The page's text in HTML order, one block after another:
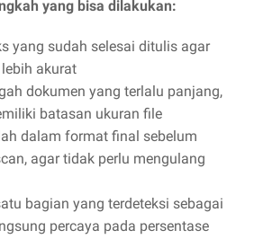
yang bisa dilakukan:
yang sudah selesai ditulis agar
akurat
dokumen yang terlalu panjang,
batasan ukuran file
dalam format final sebelum
agar tidak perlu mengulang
bagian yang terdeteksi sebagai
percaya pada persentase